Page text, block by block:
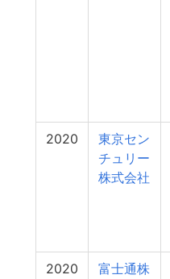
2020
東京セン
チュリー
株式会社
2020
富士通株